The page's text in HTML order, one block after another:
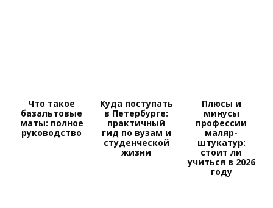
Что такое
базальтовые
маты: полное
руководство
Куда поступать
в Петербурге:
практичный
гид по вузам и
студенческой
жизни
Плюсы и
минусы
профессии
маляр-
штукатур:
стоит ли
учиться в 2026
году